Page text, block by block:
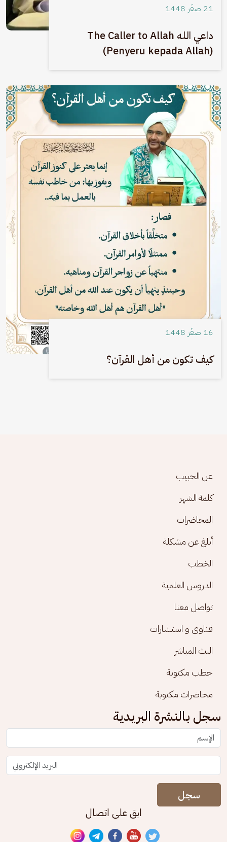
21 صفَر 1448
داعي الله The Caller to Allah
(Penyeru kepada Allah)
الصورة
16 صفَر 1448
كيف تكون من أهل القرآن؟
Footer menu
عن الحبيب
كلمة الشهر
المحاضرات
أبلغ عن مشكلة
الخطب
الدروس العلمية
تواصل معنا
فتاوى و استشارات
البث المباشر
خطب مكتوبة
محاضرات مكتوبة
سجل بالنشرة البريدية
سجل
ابق على اتصال